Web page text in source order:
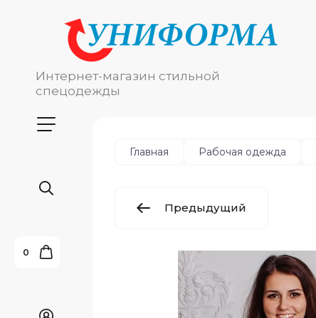
0
Интернет-магазин стильной
спецодежды
Главная Рабочая одежда
Предыдущий